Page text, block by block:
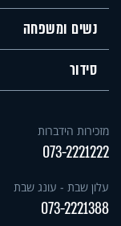
נשים ומשפחה
סידור
מזכירות הידברות
073-2221222
עלון שבת - עונג שבת
073-2221388